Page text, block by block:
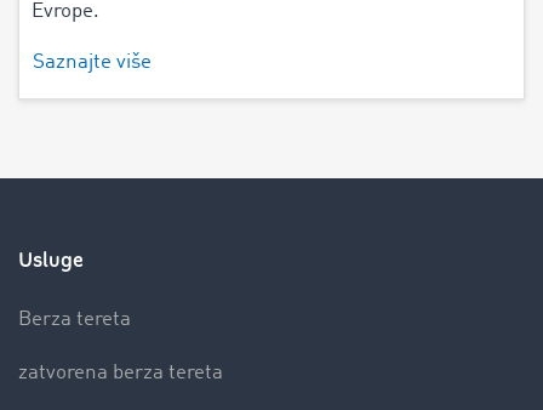
Evrope.
Saznajte više
Usluge
Berza tereta
zatvorena berza tereta